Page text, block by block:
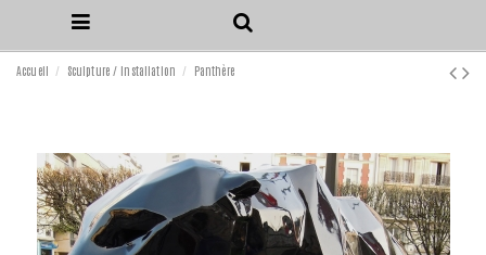
Accueil Sculpture / Installation Panthère